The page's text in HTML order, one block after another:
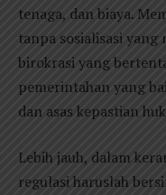
tenaga, dan biaya.
tanpa sosialisasi yang
birokrasi yang
pemerintahan yang
dan asas kepastian
Lebih jauh, dalam
regulasi haruslah